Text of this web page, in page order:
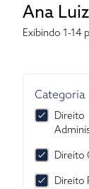
Ana
Exibindo 1-14
Categoria
Direito
Direito
Direito